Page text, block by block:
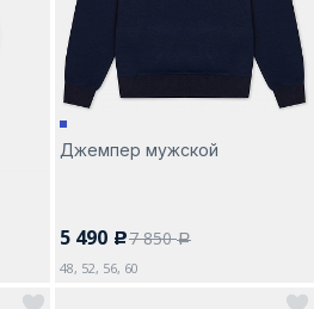
Изменить город
Джемпер мужской
5 490 c7 850a
48, 52, 56, 60